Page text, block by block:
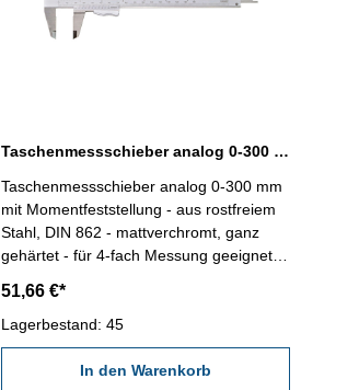
Taschenmessschieber analog 0-300 mm mit Momentfeststellung DIN 862
Taschenmessschieber analog 0-300 mm
mit Momentfeststellung - aus rostfreiem
Stahl, DIN 862 - mattverchromt, ganz
gehärtet - für 4-fach Messung geeignet -
Behältnis/Kasten Messbereich 0-300 mm
51,66 €*
Lagerbestand: 45
In den Warenkorb